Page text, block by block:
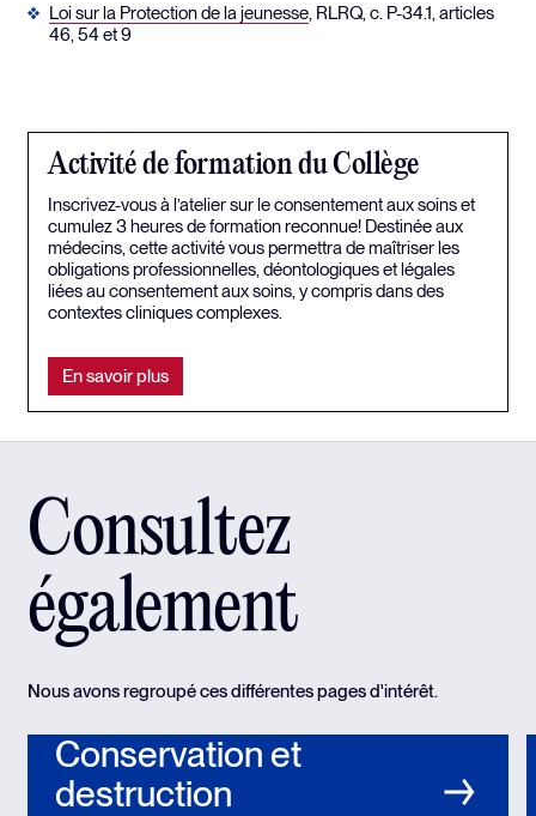
Loi sur la Protection de la jeunesse, RLRQ, c. P-34.1, articles
46, 54 et 9
Activité de formation du Collège
Inscrivez-vous à l’atelier sur le consentement aux soins et
cumulez 3 heures de formation reconnue! Destinée aux
médecins, cette activité vous permettra de maîtriser les
obligations professionnelles, déontologiques et légales
liées au consentement aux soins, y compris dans des
contextes cliniques complexes.
En savoir plus
Consultez
également
Nous avons regroupé ces différentes pages d'intérêt.
Conservation et
destruction